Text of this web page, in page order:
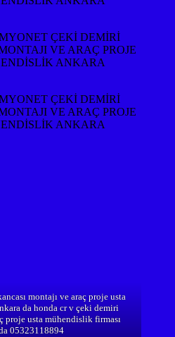
ÇEKİ DEMİRİ
VE ARAÇ PROJE
ANKARA
ÇEKİ DEMİRİ
VE ARAÇ PROJE
ANKARA
montajı ve araç proje usta
da honda cr v çeki demiri
proje usta mühendislik firması
05323118894